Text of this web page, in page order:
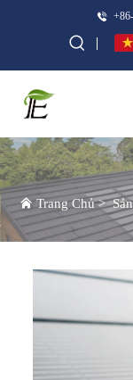
Trang Chủ>